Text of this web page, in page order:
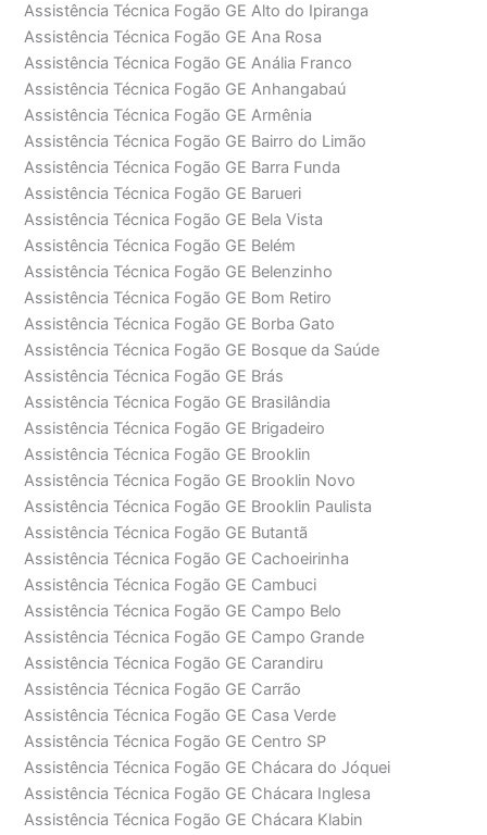
Assistência Técnica Fogão GE Alto do Ipiranga
Assistência Técnica Fogão GE Ana Rosa
Assistência Técnica Fogão GE Anália Franco
Assistência Técnica Fogão GE Anhangabaú
Assistência Técnica Fogão GE Armênia
Assistência Técnica Fogão GE Bairro do Limão
Assistência Técnica Fogão GE Barra Funda
Assistência Técnica Fogão GE Barueri
Assistência Técnica Fogão GE Bela Vista
Assistência Técnica Fogão GE Belém
Assistência Técnica Fogão GE Belenzinho
Assistência Técnica Fogão GE Bom Retiro
Assistência Técnica Fogão GE Borba Gato
Assistência Técnica Fogão GE Bosque da Saúde
Assistência Técnica Fogão GE Brás
Assistência Técnica Fogão GE Brasilândia
Assistência Técnica Fogão GE Brigadeiro
Assistência Técnica Fogão GE Brooklin
Assistência Técnica Fogão GE Brooklin Novo
Assistência Técnica Fogão GE Brooklin Paulista
Assistência Técnica Fogão GE Butantã
Assistência Técnica Fogão GE Cachoeirinha
Assistência Técnica Fogão GE Cambuci
Assistência Técnica Fogão GE Campo Belo
Assistência Técnica Fogão GE Campo Grande
Assistência Técnica Fogão GE Carandiru
Assistência Técnica Fogão GE Carrão
Assistência Técnica Fogão GE Casa Verde
Assistência Técnica Fogão GE Centro SP
Assistência Técnica Fogão GE Chácara do Jóquei
Assistência Técnica Fogão GE Chácara Inglesa
Assistência Técnica Fogão GE Chácara Klabin